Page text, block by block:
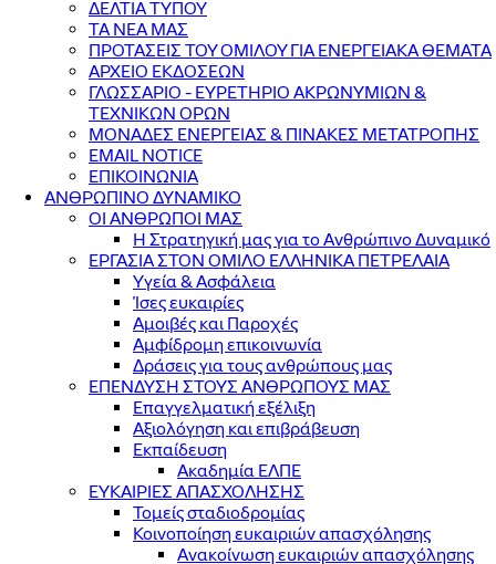
ΔΕΛΤΙΑ ΤΥΠΟΥ
ΤΑ ΝΕΑ ΜΑΣ
ΠΡΟΤΑΣΕΙΣ ΤΟΥ ΟΜΙΛΟΥ ΓΙΑ ΕΝΕΡΓΕΙΑΚΑ ΘΕΜΑΤΑ
ΑΡΧΕΙΟ ΕΚΔΟΣΕΩΝ
ΓΛΩΣΣΑΡΙΟ - ΕΥΡΕΤΗΡΙΟ ΑΚΡΩΝΥΜΙΩΝ &
ΤΕΧΝΙΚΩΝ ΟΡΩΝ
ΜΟΝΑΔΕΣ ΕΝΕΡΓΕΙΑΣ & ΠΙΝΑΚΕΣ ΜΕΤΑΤΡΟΠΗΣ
EMAIL NOTICE
ΕΠΙΚΟΙΝΩΝΙΑ
ΑΝΘΡΩΠΙΝΟ ΔΥΝΑΜΙΚΟ
ΟΙ ΑΝΘΡΩΠΟΙ ΜΑΣ
Η Στρατηγική μας για το Ανθρώπινο Δυναμικό
ΕΡΓΑΣΙΑ ΣΤΟΝ ΟΜΙΛΟ ΕΛΛΗΝΙΚΑ ΠΕΤΡΕΛΑΙΑ
Υγεία & Ασφάλεια
Ίσες ευκαιρίες
Αμοιβές και Παροχές
Αμφίδρομη επικοινωνία
Δράσεις για τους ανθρώπους μας
ΕΠΕΝΔΥΣΗ ΣΤΟΥΣ ΑΝΘΡΩΠΟΥΣ ΜΑΣ
Επαγγελματική εξέλιξη
Αξιολόγηση και επιβράβευση
Εκπαίδευση
Ακαδημία ΕΛΠΕ
ΕΥΚΑΙΡΙΕΣ ΑΠΑΣΧΟΛΗΣΗΣ
Τομείς σταδιοδρομίας
Κοινοποίηση ευκαιριών απασχόλησης
Ανακοίνωση ευκαιριών απασχόλησης